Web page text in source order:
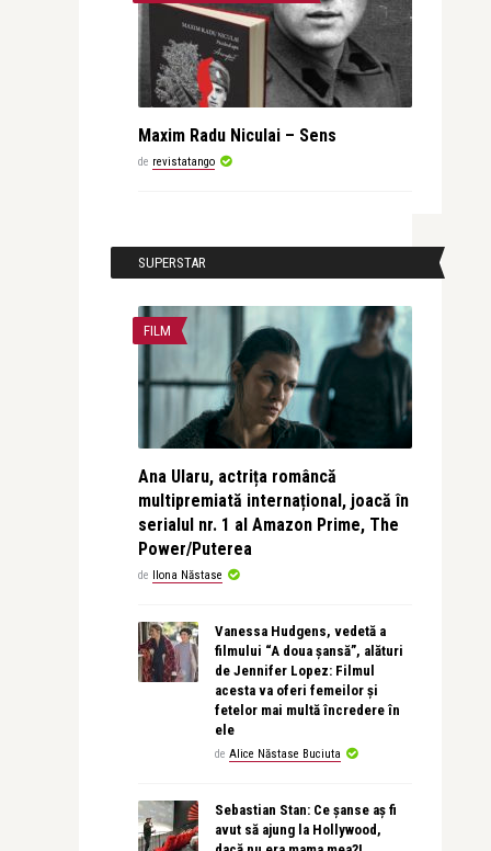
Maxim Radu Niculai – Sens
de revistatango
SUPERSTAR
FILM
Ana Ularu, actrița româncă
multipremiată internațional, joacă în
serialul nr. 1 al Amazon Prime, The
Power/Puterea
de Ilona Năstase
Vanessa Hudgens, vedetă a
filmului “A doua șansă”, alături
de Jennifer Lopez: Filmul
acesta va oferi femeilor și
fetelor mai multă încredere în
ele
de Alice Năstase Buciuta
Sebastian Stan: Ce șanse aș fi
avut să ajung la Hollywood,